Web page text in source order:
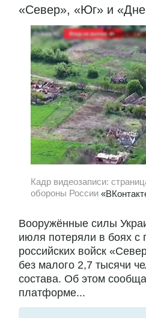
«Север», «Юг» и
Кадр видеозаписи:
обороны России
Вооружённые силы
июля потеряли в боях с
российских войск
без малого 2,7 тысячи
состава. Об этом
платформе...